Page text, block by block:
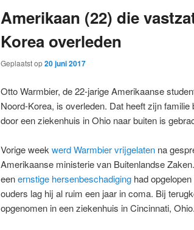
Amerikaan (22) die
Korea overleden
Geplaatst op20 juni 2017
Otto Warmbier, de 22-jarige Amerikaanse
Noord-Korea, is overleden. Dat heeft zijn
door een ziekenhuis in Ohio naar buiten is
Vorige week werd Warmbier vrijgelaten na
Amerikaanse ministerie van Buitenlandse
eenernstige hersenbeschadiging had
ouders lag hij al ruim een jaar in coma. Bij
opgenomen in een ziekenhuis in Cincinnati, Ohio.